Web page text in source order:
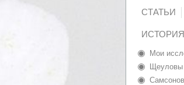
СТАТЬИ
Мои
Щеуловы